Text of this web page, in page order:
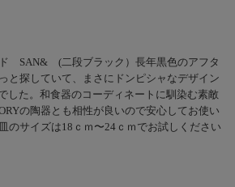
SAN& (二段ブラック）長年黒色のアフタ
と探していて、まさにドンピシャなデザイン
した。和食器のコーディネートに馴染む素敵
の陶器とも相性が良いので安心してお使い
のサイズは18ｃｍ〜24ｃｍでお試しください